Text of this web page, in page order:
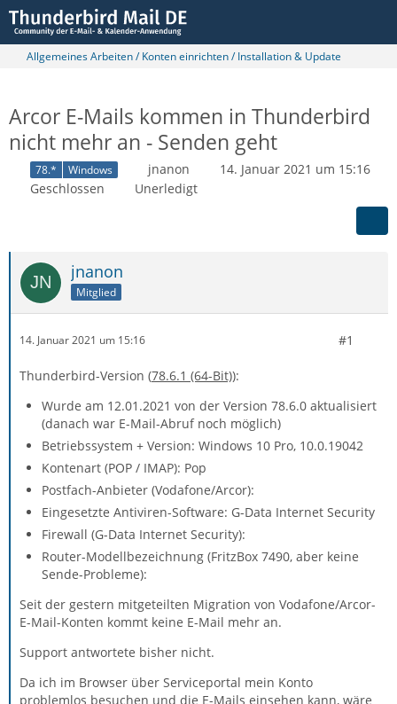
Allgemeines Arbeiten / Konten einrichten / Installation & Update
Arcor E-Mails kommen in Thunderbird
nicht mehr an - Senden geht
78.* Windows jnanon
14. Januar 2021 um 15:16
Geschlossen
Unerledigt
jnanon
Mitglied
14. Januar 2021 um 15:16 #1
Thunderbird-Version (78.6.1 (64-Bit)):
Wurde am 12.01.2021 von der Version 78.6.0 aktualisiert
(danach war E-Mail-Abruf noch möglich)
Betriebssystem + Version: Windows 10 Pro, 10.0.19042
Kontenart (POP / IMAP): Pop
Postfach-Anbieter (Vodafone/Arcor):
Eingesetzte Antiviren-Software: G-Data Internet Security
Firewall (G-Data Internet Security):
Router-Modellbezeichnung (FritzBox 7490, aber keine
Sende-Probleme):
Seit der gestern mitgeteilten Migration von Vodafone/Arcor-
E-Mail-Konten kommt keine E-Mail mehr an.
Support antwortete bisher nicht.
Da ich im Browser über Serviceportal mein Konto
problemlos besuchen und die E-Mails einsehen kann, wäre